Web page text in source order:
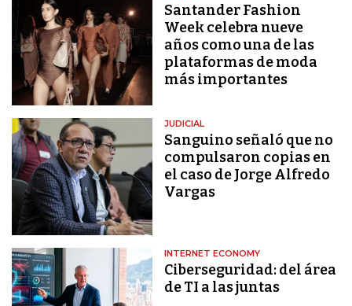
Santander Fashion
Week celebra nueve
años como una de las
plataformas de moda
más importantes
JUDICIAL
Sanguino señaló que no
compulsaron copias en
el caso de Jorge Alfredo
Vargas
INTERNET ECONOMY
Ciberseguridad: del área
de TI a las juntas